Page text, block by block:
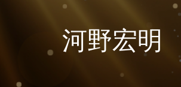
河野宏明